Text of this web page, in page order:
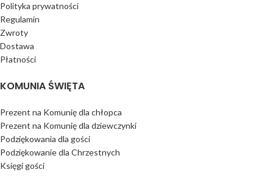
Polityka prywatności
Regulamin
Zwroty
Dostawa
Płatności
KOMUNIA ŚWIĘTA
Prezent na Komunię dla chłopca
Prezent na Komunię dla dziewczynki
Podziękowania dla gości
Podziękowanie dla Chrzestnych
Księgi gości